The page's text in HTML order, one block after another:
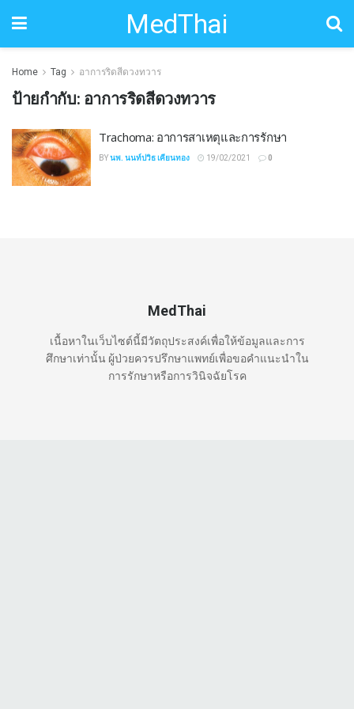
MedThai
Home Tag อาการริดสีดวงทวาร
ป้ายกำกับ: อาการริดสีดวงทวาร
Trachoma: อาการสาเหตุและการรักษา
BYนพ. นนท์ปวิธ เคียนทอง 19/02/2021 0
MedThai
เนื้อหาในเว็บไซต์นี้มีวัตถุประสงค์เพื่อให้ข้อมูลและการ
ศึกษาเท่านั้น ผู้ป่วยควรปรึกษาแพทย์เพื่อขอคำแนะนำใน
การรักษาหรือการวินิจฉัยโรค